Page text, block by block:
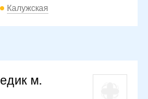
Калужская
м.